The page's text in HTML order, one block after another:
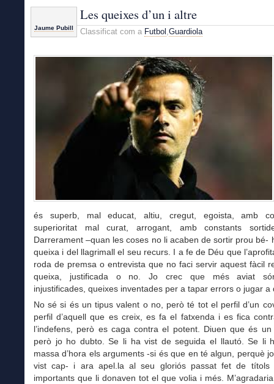
Jaume Pubill
Les queixes d’un i altre
Classificat com a Futbol ,Guardiola
és superb, mal educat, altiu, cregut, egoista, amb
superioritat mal curat, arrogant, amb constants
Darrerament –quan les coses no li acaben de sortir prou bé-
queixa i del llagrimall el seu recurs. I a fe de Déu que
roda de premsa o entrevista que no faci servir aquest fàcil
queixa, justificada o no. Jo crec que més aviat
injustificades, queixes inventades per a tapar errors o jugar a
No sé si és un tipus valent o no, però té tot el perfil d’un
perfil d’aquell que es creix, es fa el fatxenda i es fica
l’indefens, però es caga contra el potent. Diuen que és
però jo ho dubto. Se li ha vist de seguida el llautó. Se li
massa d’hora els arguments -si és que en té algun, perquè
vist cap- i ara apel.la al seu gloriós passat fet de títols
importants que li donaven tot el que volia i més. M’agradaria